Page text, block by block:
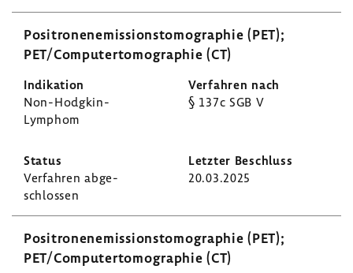
Posi­tro­nen­emis­si­ons­to­mo­gra­phie (PET);
PET/Compu­ter­to­mo­gra­phie (CT)
Non-​Hodgkin-
Lymphom
§ 137c SGB V
Verfahren abge­
schlossen
20.03.2025
Posi­tro­nen­emis­si­ons­to­mo­gra­phie (PET);
PET/Compu­ter­to­mo­gra­phie (CT)